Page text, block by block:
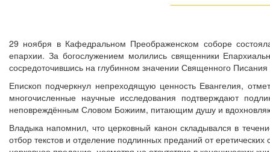
29 ноября в Кафедральном Преображенском соборе
епархии. За богослужением молились священники
сосредоточившись на глубинном значении Священного
Епископ подчеркнул непреходящую ценность Евангелия,
многочисленные научные исследования подтверждают
неповреждённым Словом Божиим, питающим душу и
Владыка напомнил, что церковный канон складывался в
отбор текстов и отделение подлинных преданий от